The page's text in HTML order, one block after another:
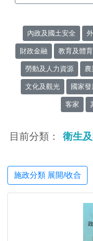
內政及國土安全
財政金融 教育及體育
勞動及人力資源 農
文化及觀光 國家
客家
目前分類： 衛生
施政分類 展開/收合